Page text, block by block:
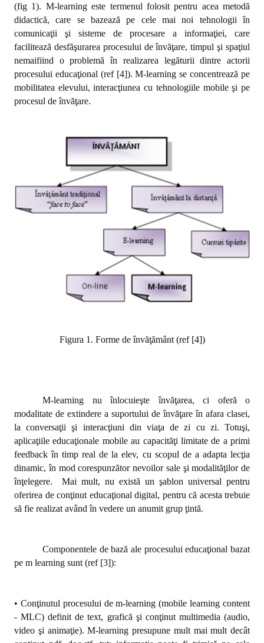
(fig 1). M-learning este termenul folosit pentru acea metodă
didactică, care se bazează pe cele mai noi tehnologii în
comunicaţii şi sisteme de procesare a informaţiei, care
facilitează desfăşurarea procesului de învăţare, timpul şi spaţiul
nemaifiind o problemă în realizarea legăturii dintre actorii
procesului educaţional (ref [4]). M-learning se concentrează pe
mobilitatea elevului, interacţiunea cu tehnologiile mobile şi pe
procesul de învăţare.
Figura 1. Forme de învăţământ (ref [4])
M-learning nu înlocuieşte învăţarea, ci oferă o
modalitate de extindere a suportului de învăţare în afara clasei,
la conversaţii şi interacţiuni din viaţa de zi cu zi. Totuşi,
aplicaţiile educaţionale mobile au capacităţi limitate de a primi
feedback în timp real de la elev, cu scopul de a adapta lecţia
dinamic, în mod corespunzător nevoilor sale şi modalităţilor de
înţelegere.
Mai mult, nu există un şablon universal pentru
oferirea de conţinut educaţional digital, pentru că acesta trebuie
să fie realizat având în vedere un anumit grup ţintă.
Componentele de bază ale procesului educaţional bazat
pe m learning sunt (ref [3]):
• Conţinutul procesului de m-learning (mobile learning content
- MLC) definit de text, grafică şi conţinut multimedia (audio,
video şi animaţie). M-learning presupune mult mai mult decât